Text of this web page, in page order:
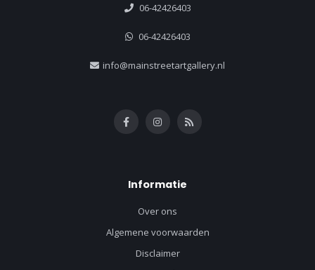
06-42426403
06-42426403
info@mainstreetartgallery.nl
Informatie
Over ons
Algemene voorwaarden
Disclaimer